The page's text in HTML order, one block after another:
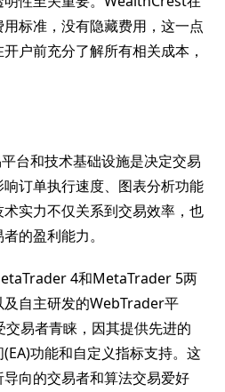
标准，没有隐藏费用，这一点
户前充分了解所有相关成本，
台和技术基础设施是决定交易
订单执行速度、图表分析功能
实力不仅关系到交易效率，也
的盈利能力。
4和MetaTrader 5两
自主研发的WebTrader平
易者青睐，因其提供先进的
功能和自定义指标支持。这
向的交易者和算法交易爱好